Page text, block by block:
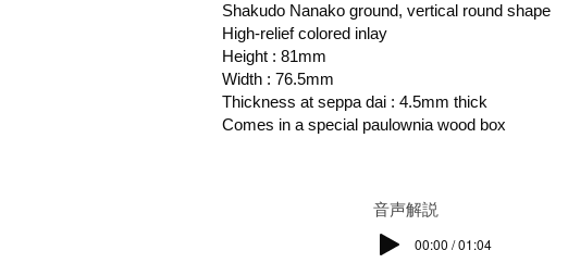
Shakudo Nanako ground, vertical round shape
High-relief colored inlay
Height : 81mm
Width : 76.5mm
Thickness at seppa dai : 4.5mm thick
Comes in a special paulownia wood box
​音声解説
00:00 / 01:04